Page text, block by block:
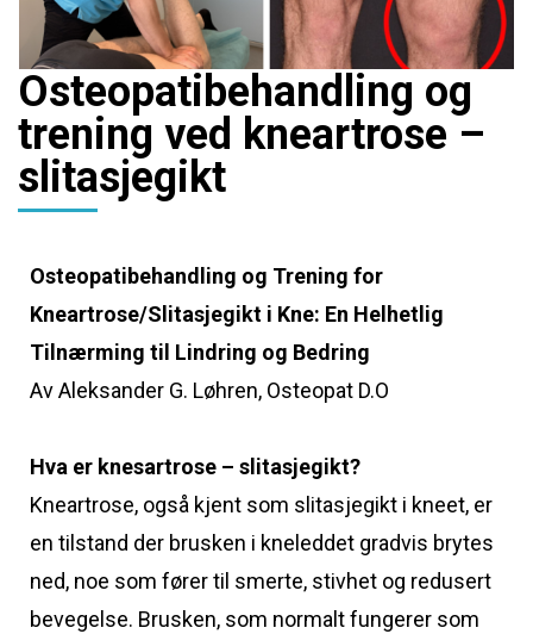
Osteopatibehandling og
trening ved kneartrose –
slitasjegikt
Osteopatibehandling og Trening for
Kneartrose/Slitasjegikt i Kne: En Helhetlig
Tilnærming til Lindring og Bedring
Av Aleksander G. Løhren, Osteopat D.O
Hva er knesartrose – slitasjegikt?
Kneartrose, også kjent som slitasjegikt i kneet, er
en tilstand der brusken i kneleddet gradvis brytes
ned, noe som fører til smerte, stivhet og redusert
bevegelse. Brusken, som normalt fungerer som